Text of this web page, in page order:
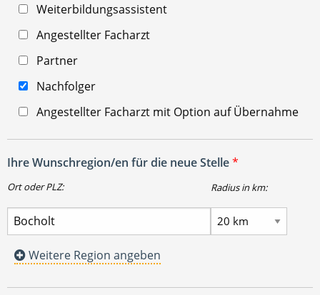
Weiterbildungsassistent
Angestellter Facharzt
Partner
Nachfolger
Angestellter Facharzt mit Option auf Übernahme
Ihre Wunschregion/en für die neue Stelle*
Ort oder PLZ: Radius in km:
Weitere Region angeben